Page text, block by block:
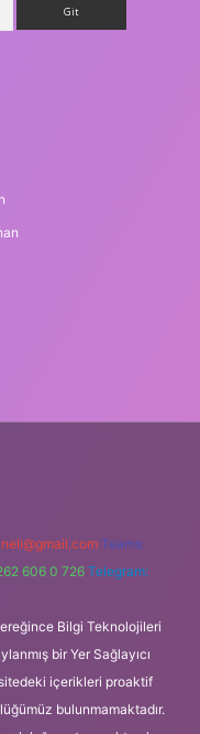
Teams:
606 0 726 Telegram:
Bilgi Teknolojileri
bir Yer Sağlayıcı
içerikleri proaktif
bulunmamaktadır.